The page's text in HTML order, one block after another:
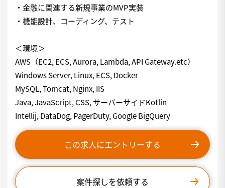
・金融に関連する新規事業のMVP実装
・機能設計、コーディング、テスト
＜環境＞
AWS（EC2, ECS, Aurora, Lambda, API Gateway.etc）
Windows Server, Linux, ECS, Docker
MySQL, Tomcat, Nginx, IIS
Java, JavaScript, CSS, サーバーサイドKotlin
Intellij, DataDog, PagerDuty, Google BigQuery
この求人にエントリーする
案件探しを依頼する